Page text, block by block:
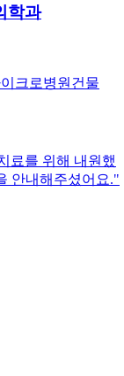
학과
크로병원건물
료를 위해 내원했
안내해주셨어요."